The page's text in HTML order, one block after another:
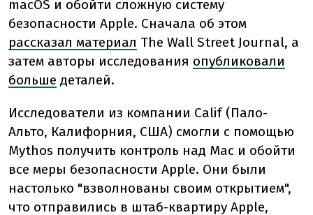
macOS и обойти сложную систему
безопасности Apple. Сначала об этом
рассказал материал The Wall Street Journal, а
затем авторы исследования опубликовали
больше деталей.
Исследователи из компании Calif (Пало-
Альто, Калифорния, США) смогли с помощью
Mythos получить контроль над Mac и обойти
все меры безопасности Apple. Они были
настолько "взволнованы своим открытием",
что отправились в штаб-квартиру Apple,